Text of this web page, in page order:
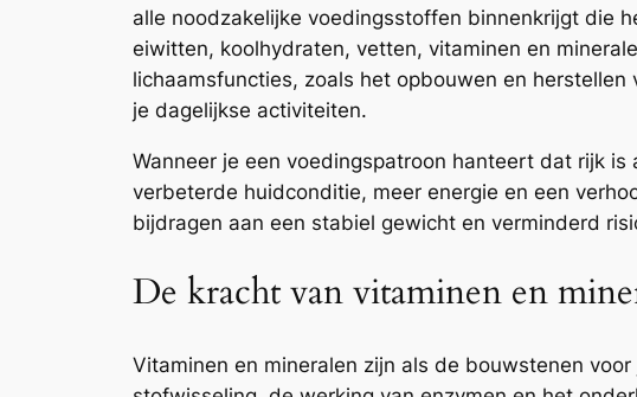
alle noodzakelijke voedingsstoffen binnenkrijgt die
eiwitten, koolhydraten, vetten, vitaminen en
lichaamsfuncties, zoals het opbouwen en
je dagelijkse activiteiten.
Wanneer je een voedingspatroon hanteert dat rijk
verbeterde huidconditie, meer energie en een
bijdragen aan een stabiel gewicht en verminderd
De kracht van vitaminen en
Vitaminen en mineralen zijn als de bouwstenen